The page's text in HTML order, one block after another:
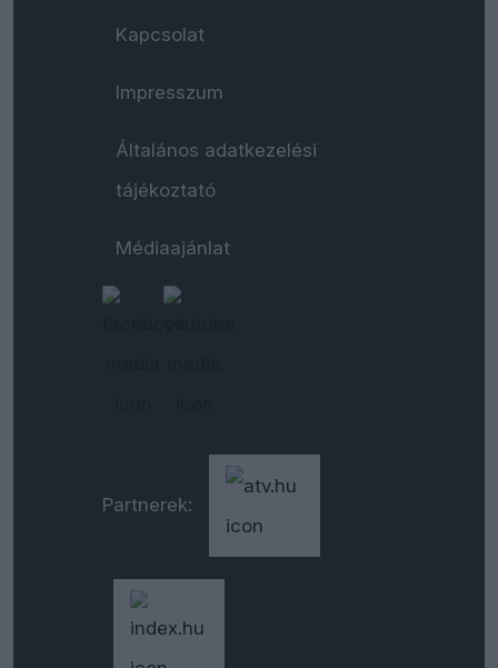
Kapcsolat
Impresszum
Általános adatkezelési
tájékoztató
Médiaajánlat
Partnerek: